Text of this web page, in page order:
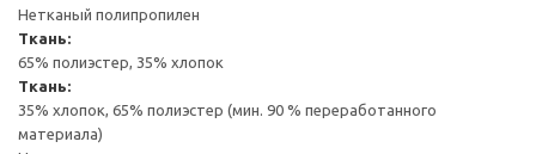
Нетканый полипропилен
Ткань:
65% полиэстер, 35% хлопок
Ткань:
35% хлопок, 65% полиэстер (мин. 90 % переработанного
материала)